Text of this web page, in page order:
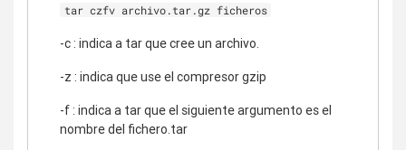
tar czfv archivo.tar.gz ficheros
-c : indica a tar que cree un archivo.
-z : indica que use el compresor gzip
-f : indica a tar que el siguiente argumento es el
nombre del fichero.tar